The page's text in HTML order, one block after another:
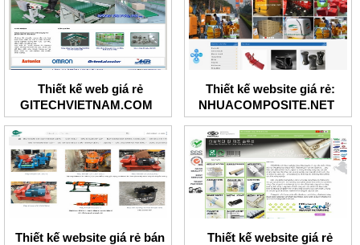
Thiết kế web giá rẻ
GITECHVIETNAM.COM
Thiết kế website giá rẻ:
NHUACOMPOSITE.NET
Thiết kế website giá rẻ bán
Thiết kế website giá rẻ